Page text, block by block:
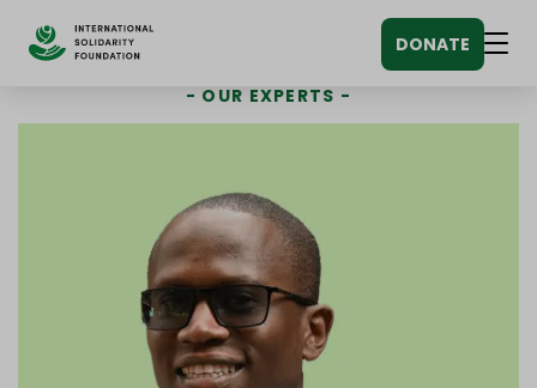
sisältöön
DONATE
OUR EXPERTS